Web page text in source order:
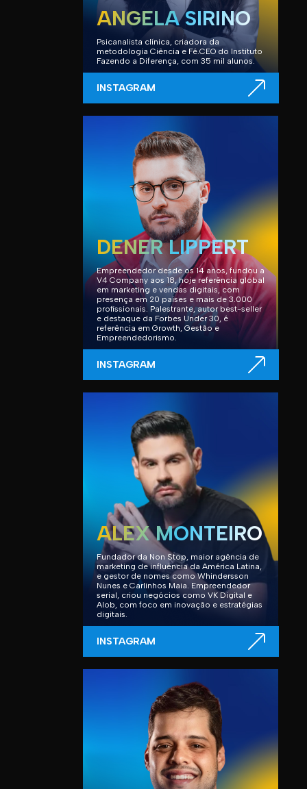
ANGELA SIRINO
Psicanalista clínica, criadora da
metodologia Ciência e Fé.CEO do Instituto
Fazendo a Diferença, com 35 mil alunos.
INSTAGRAM
DENER LIPPERT
Empreendedor desde os 14 anos, fundou a
V4 Company aos 18, hoje referência global
em marketing e vendas digitais, com
presença em 20 países e mais de 3.000
profissionais. Palestrante, autor best-seller
e destaque da Forbes Under 30, é
referência em Growth, Gestão e
Empreendedorismo.
INSTAGRAM
ALEX MONTEIRO
Fundador da Non Stop, maior agência de
marketing de influência da América Latina,
e gestor de nomes como Whindersson
Nunes e Carlinhos Maia. Empreendedor
serial, criou negócios como VK Digital e
Alob, com foco em inovação e estratégias
digitais.
INSTAGRAM